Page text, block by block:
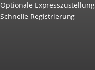
Optionale Expresszustellung
Schnelle Registrierung